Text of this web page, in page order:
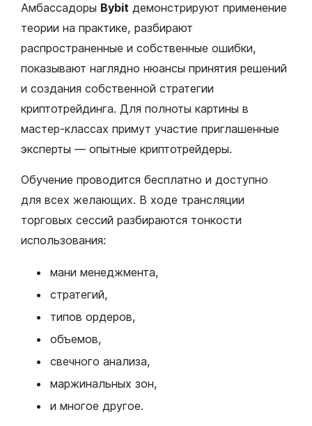
Амбассадоры Bybit демонстрируют применение
теории на практике, разбирают
распространенные и собственные ошибки,
показывают наглядно нюансы принятия решений
и создания собственной стратегии
криптотрейдинга. Для полноты картины в
мастер-классах примут участие приглашенные
эксперты — опытные криптотрейдеры.
Обучение проводится бесплатно и доступно
для всех желающих. В ходе трансляции
торговых сессий разбираются тонкости
использования:
мани менеджмента,
стратегий,
типов ордеров,
объемов,
свечного анализа,
маржинальных зон,
и многое другое.